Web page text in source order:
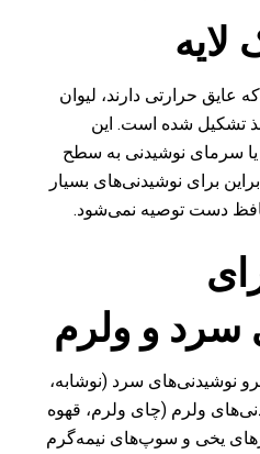
لایه
عایق حرارتی دارند، لیوان
تشکیل شده است. این
سرمای نوشیدنی به سطح
برای نوشیدنی‌های بسیار
دست توصیه نمی‌شود.
سرد و ولرم
نوشیدنی‌های سرد (نوشابه،
ولرم (چای ولرم، قهوه
یخی و سوپ‌های نیمه‌گرم